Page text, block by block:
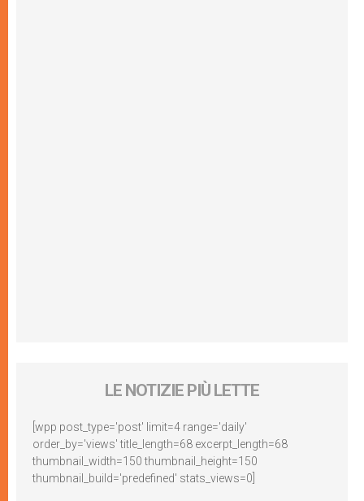
LE NOTIZIE PIÙ LETTE
[wpp post_type='post' limit=4 range='daily'
order_by='views' title_length=68 excerpt_length=68
thumbnail_width=150 thumbnail_height=150
thumbnail_build='predefined' stats_views=0]